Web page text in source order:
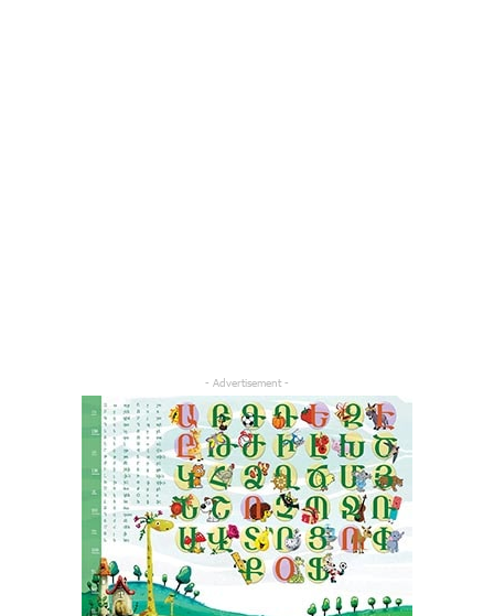
- Advertisement -